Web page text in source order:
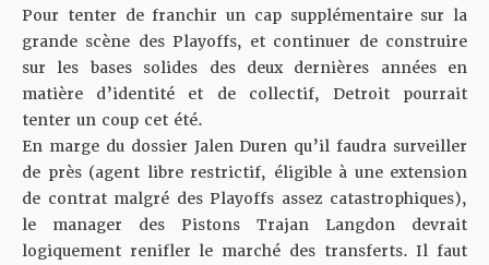
Pour tenter de franchir un cap supplémentaire sur la
grande scène des Playoffs, et continuer de construire
sur les bases solides des deux dernières années en
matière d’identité et de collectif, Detroit pourrait
tenter un coup cet été.
En marge du dossier Jalen Duren qu’il faudra surveiller
de près (agent libre restrictif, éligible à une extension
de contrat malgré des Playoffs assez catastrophiques),
le manager des Pistons Trajan Langdon devrait
logiquement renifler le marché des transferts. Il faut